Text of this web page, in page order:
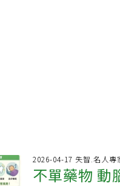
2026-04-17 失智.名人專
不單藥物 動